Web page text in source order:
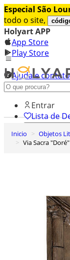
Especial São
todo o site,
Holyart APP
App Store
Play Store
Ajuda e
Conheça premium
Entrar
Lista de
0
Carrinho de
Inicio Objetos
Via Sacra